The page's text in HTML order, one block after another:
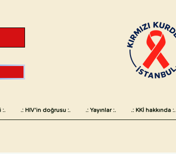
:. .: HIV'in doğrusu :. .: Yayınlar :. .: KKİ hakkında :.